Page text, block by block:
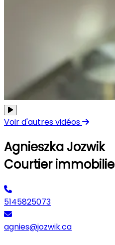
Voir d'autres vidéos
Agnieszka Jozwik
Courtier
5145825073
agnies@jozwik.ca